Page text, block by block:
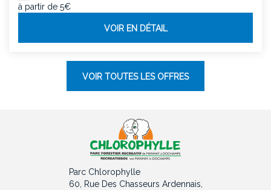
à partir de 5€
VOIR EN DÉTAIL
VOIR TOUTES LES OFFRES
Parc Chlorophylle
60, Rue Des Chasseurs Ardennais,